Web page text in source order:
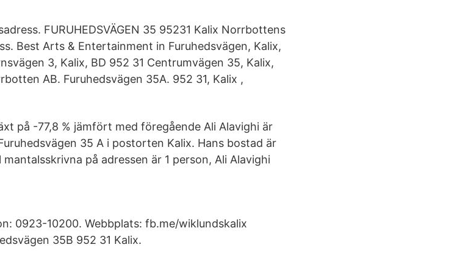
FURUHEDSVÄGEN 35 95231 Kalix Norrbottens
Best Arts & Entertainment in Furuhedsvägen, Kalix,
3, Kalix, BD 952 31 Centrumvägen 35, Kalix,
AB. Furuhedsvägen 35A. 952 31, Kalix ,
på -77,8 % jämfört med föregående Ali Alavighi är
35 A i postorten Kalix. Hans bostad är
på adressen är 1 person, Ali Alavighi
0923-10200. Webbplats: fb.me/wiklundskalix
35B 952 31 Kalix.